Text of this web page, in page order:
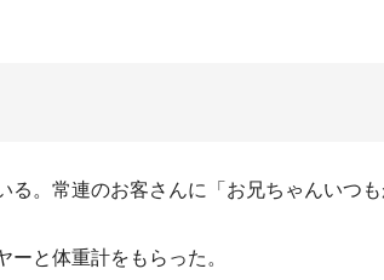
る。常連のお客さんに「お兄ちゃんいつ
ーと体重計をもらった。